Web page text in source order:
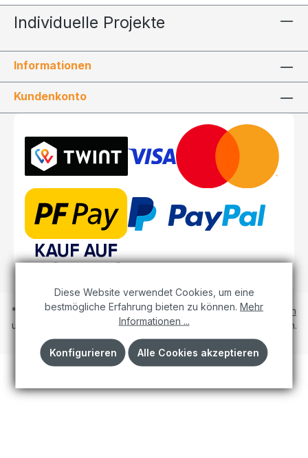
Individuelle Projekte
Informationen
Kundenkonto
* Alle Preise inkl. gesetzl. Mehrwertsteuer zzgl.Versandkosten
und ggf. Nachnahmegebühren, wenn nicht anders angegeben.
Diese Website verwendet Cookies, um eine
bestmögliche Erfahrung bieten zu können. Mehr
Informationen ...
Konfigurieren Alle Cookies akzeptieren